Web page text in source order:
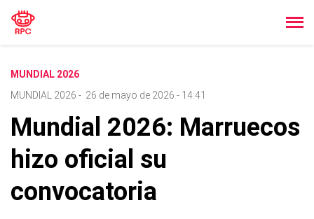
MUNDIAL 2026
MUNDIAL 2026 - 26 de mayo de 2026 - 14:41
Mundial 2026: Marruecos
hizo oficial su
convocatoria